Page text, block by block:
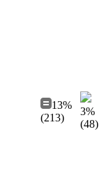
13%
(213)
3%
(48)